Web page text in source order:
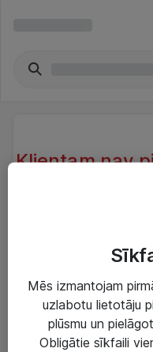
Klientam nav
Try another
Mēs izmantojam
uzlabotu lietotāju
plūsmu un
Obligātie sīkfaili